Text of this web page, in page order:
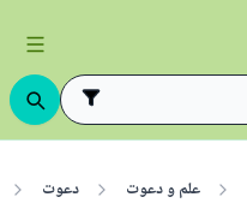
علم و دعوت دعوت